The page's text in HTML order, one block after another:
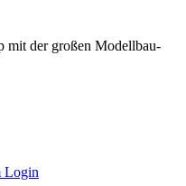
mit der großen Modellbau-
Login